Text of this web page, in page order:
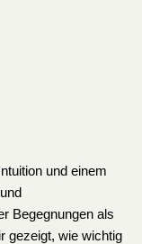
und einem
Begegnungen als
gezeigt, wie wichtig